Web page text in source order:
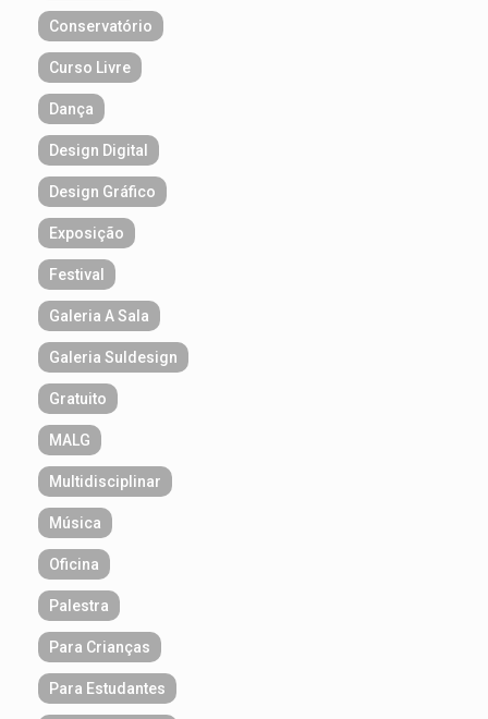
Conservatório
Curso Livre
Dança
Design Digital
Design Gráfico
Exposição
Festival
Galeria A Sala
Galeria Suldesign
Gratuito
MALG
Multidisciplinar
Música
Oficina
Palestra
Para Crianças
Para Estudantes